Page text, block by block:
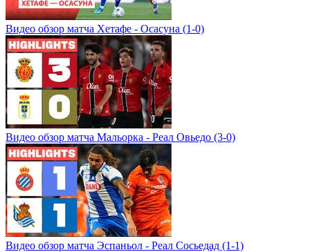
Видео обзор матча Хетафе - Осасуна (1-0)
Видео обзор матча Мальорка - Реал Овьедо (3-0)
Видео обзор матча Эспаньол - Реал Сосьедад (1-1)